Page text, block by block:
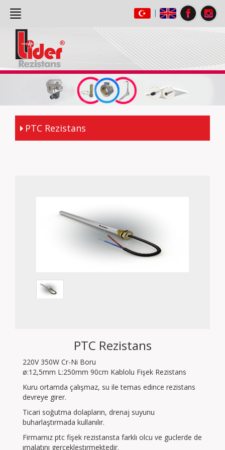
|
ANASAYFA
(current)
HAKKIMIZDA
PTC Rezistans
PTC Rezistans
220V 350W Cr-Ni Boru
ø:12,5mm L:250mm 90cm Kablolu Fişek Rezistans
Kuru ortamda çalışmaz, su ile temas edince rezistans
devreye girer.
Ticari soğutma dolapların, drenaj suyunu
buharlaştırmada kullanılır.
Firmamız ptc fişek rezistansta farklı olcu ve guclerde de
ımalatını gercekleştırmektedir.